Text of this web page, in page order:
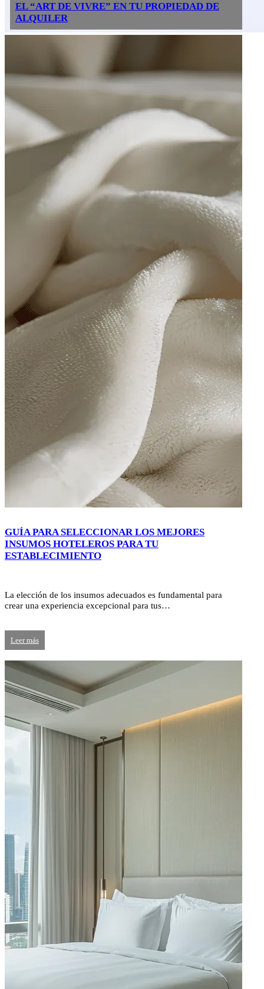
EL “ART DE VIVRE” EN TU PROPIEDAD DE
ALQUILER
GUÍA PARA SELECCIONAR LOS MEJORES
INSUMOS HOTELEROS PARA TU
ESTABLECIMIENTO
La elección de los insumos adecuados es fundamental para
crear una experiencia excepcional para tus…
Leer más